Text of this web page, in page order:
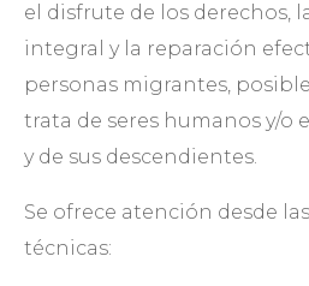
el disfrute de los derechos,
integral y la reparación
personas migrantes,
trata de seres humanos y/o
y de sus descendientes.
Se ofrece atención desde
técnicas: